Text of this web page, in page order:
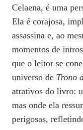
Celaena, é uma
Ela é corajosa,
assassina e, ao
momentos de
que o leitor se
universo de Trono
atrativos do livro:
mas onde ela
perigosas,